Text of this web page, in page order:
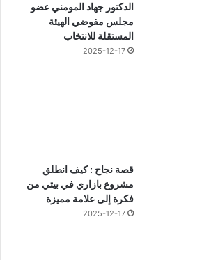
الدكتور جهاد المومني عضو
مجلس مفوضي الهيئة
المستقلة للانتخاب
2025-12-17
قصة نجاح : كيف انطلق
مشروع بازاري في بيتي من
فكرة إلى علامة مميزة
2025-12-17